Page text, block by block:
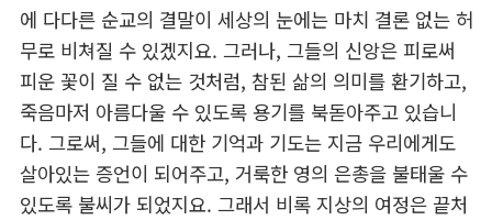
에 다다른 순교의 결말이 세상의 눈에는 마치 결론 없는 허
무로 비쳐질 수 있겠지요. 그러나, 그들의 신앙은 피로써
피운 꽃이 질 수 없는 것처럼, 참된 삶의 의미를 환기하고,
죽음마저 아름다울 수 있도록 용기를 북돋아주고 있습니
다. 그로써, 그들에 대한 기억과 기도는 지금 우리에게도
살아있는 증언이 되어주고, 거룩한 영의 은총을 불태울 수
있도록 불씨가 되었지요. 그래서 비록 지상의 여정은 끝처